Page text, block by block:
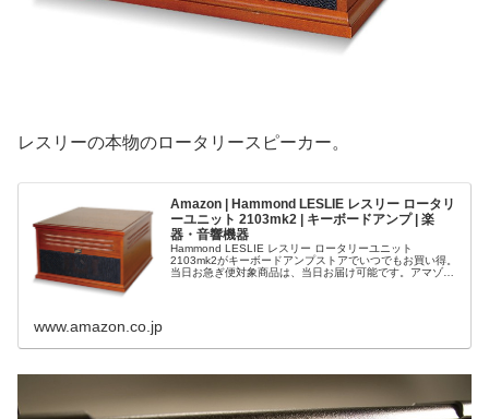
レスリーの本物のロータリースピーカー。
Amazon | Hammond LESLIE レスリー ロータリ
ーユニット 2103mk2 | キーボードアンプ | 楽
器・音響機器
Hammond LESLIE レスリー ロータリーユニット
2103mk2がキーボードアンプストアでいつでもお買い得。
当日お急ぎ便対象商品は、当日お届け可能です。アマゾン
www.amazon.co.jp